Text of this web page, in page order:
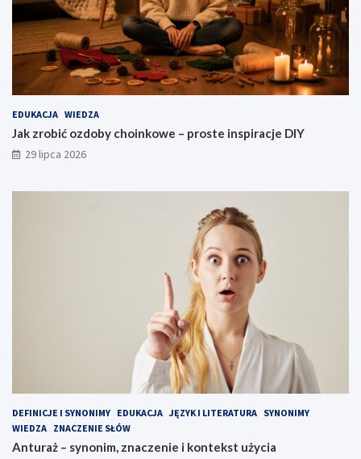
EDUKACJA WIEDZA
Jak zrobić ozdoby choinkowe – proste inspiracje DIY
29 lipca 2026
DEFINICJE I SYNONIMY EDUKACJA JĘZYK I LITERATURA SYNONIMY
WIEDZA ZNACZENIE SŁÓW
Anturaż – synonim, znaczenie i kontekst użycia